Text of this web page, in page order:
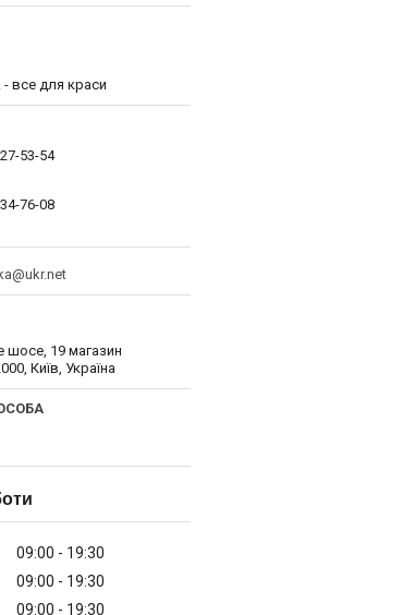
- все для краси
53-54
76-08
шосе, 19 магазин
Київ, Україна
09:00
19:30
09:00
19:30
09:00 19:30